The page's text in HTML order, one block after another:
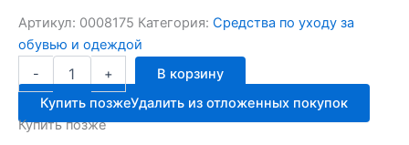
Артикул: 0008175 Категория: Средства по уходу за
обувью и одеждой
-
Количество
товара
VISTER
губка
д/
+
В корзину
Купить позжеУдалить из отложенных покупок
Купить позже